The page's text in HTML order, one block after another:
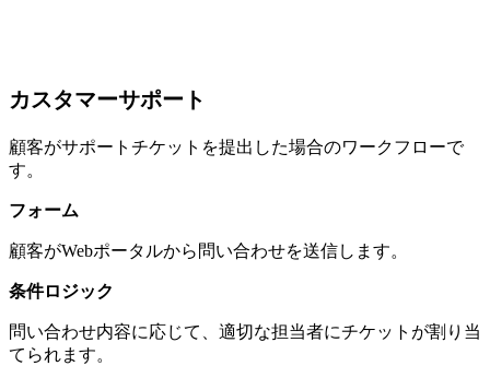
カスタマーサポート
顧客がサポートチケットを提出した場合のワークフローで
す。
フォーム
顧客がWebポータルから問い合わせを送信します。
条件ロジック
問い合わせ内容に応じて、適切な担当者にチケットが割り当
てられます。